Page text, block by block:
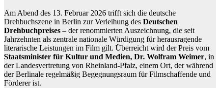
Am Abend des 13. Februar 2026 trifft sich die deutsche
Drehbuchszene in Berlin zur Verleihung des Deutschen
Drehbuchpreises – der renommierten Auszeichnung, die seit
Jahrzehnten als zentrale nationale Würdigung für herausragende
literarische Leistungen im Film gilt. Überreicht wird der Preis vom
Staatsminister für Kultur und Medien, Dr. Wolfram Weimer, in
der Landesvertretung von Rheinland-Pfalz, einem Ort, der während
der Berlinale regelmäßig Begegnungsraum für Filmschaffende und
Förderer ist.